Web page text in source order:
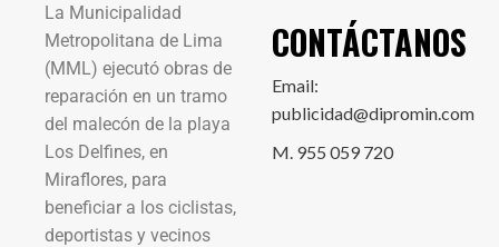
La Municipalidad
Metropolitana de Lima
(MML) ejecutó obras de
reparación en un tramo
del malecón de la playa
Los Delfines, en
Miraflores, para
beneficiar a los ciclistas,
deportistas y vecinos
CONTÁCTANOS
Email:
publicidad@dipromin.com
M. 955 059 720